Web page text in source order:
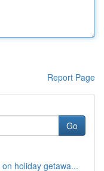
Report Page
Go
holiday getawa...